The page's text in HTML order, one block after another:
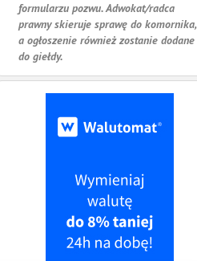
formularzu pozwu. Adwokat/radca
prawny skieruje sprawę do komornika,
a ogłoszenie również zostanie dodane
do giełdy.